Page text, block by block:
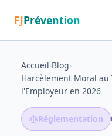
FJPrévention
Accueil›Blog›
Harcèlement Moral
l'Employeur en 2026
Réglementation